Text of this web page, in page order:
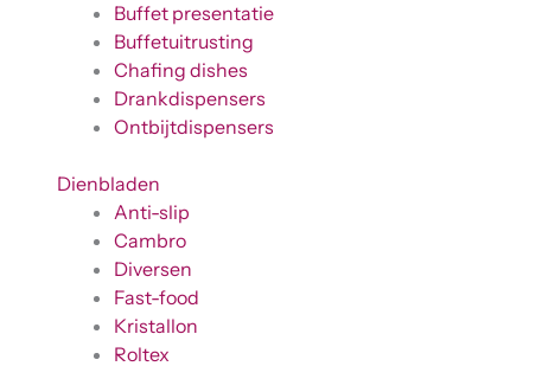
Buffet presentatie
Buffetuitrusting
Chafing dishes
Drankdispensers
Ontbijtdispensers
Dienbladen
Anti-slip
Cambro
Diversen
Fast-food
Kristallon
Roltex